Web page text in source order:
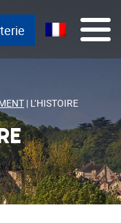
Menu
| L’HISTOIRE